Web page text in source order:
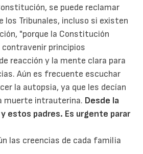
se puede reclamar
Tribunales, incluso si existen
"porque la Constitución
principios
reacción y la mente clara para
Aún es frecuente escuchar
la autopsia, ya que les decían
muerte intrauterina. Desde la
estos padres. Es urgente parar
las creencias de cada familia